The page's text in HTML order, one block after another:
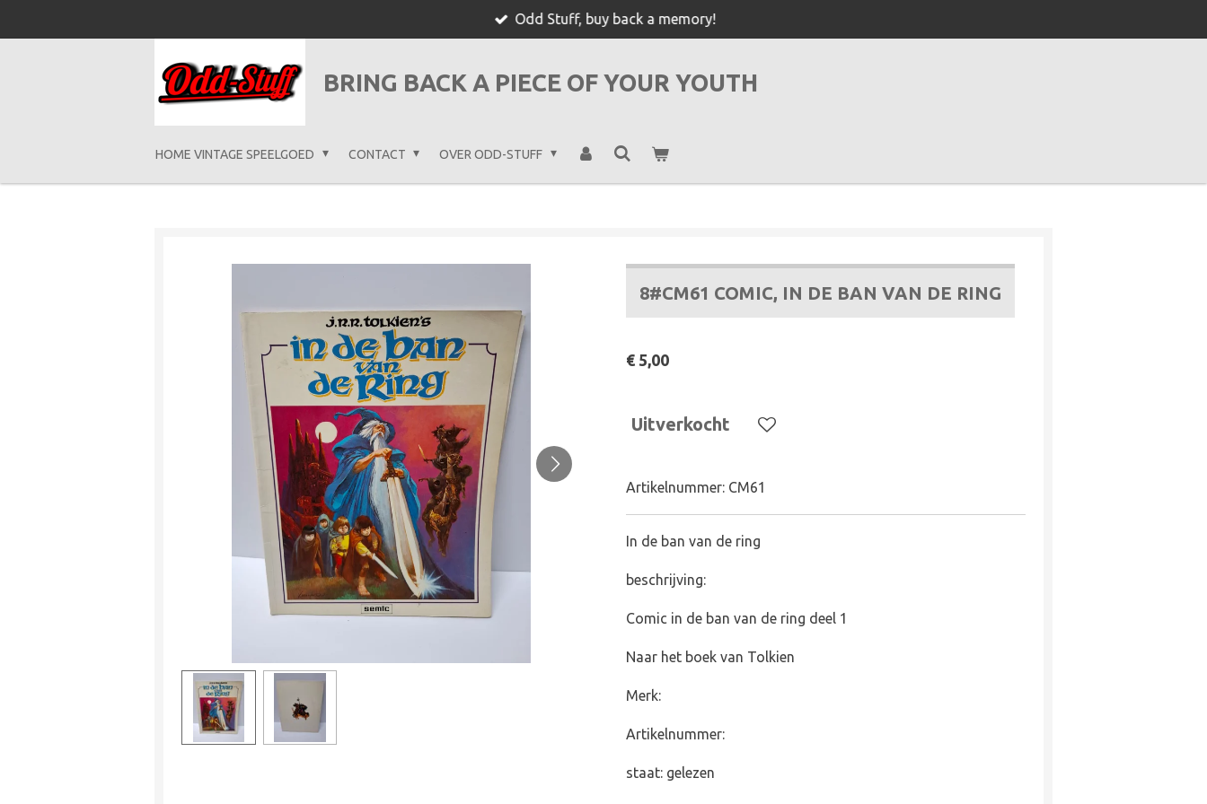
Odd Stuff, buy back a memory!
BRING BACK A PIECE OF YOUR YOUTH
HOME VINTAGE SPEELGOED CONTACT OVER ODD-STUFF
8#CM61 COMIC, IN DE BAN VAN DE RING
€ 5,00
Uitverkocht
Artikelnummer: CM61
In de ban van de ring
beschrijving:
Comic in de ban van de ring deel 1
Naar het boek van Tolkien
Merk:
Artikelnummer:
staat: gelezen